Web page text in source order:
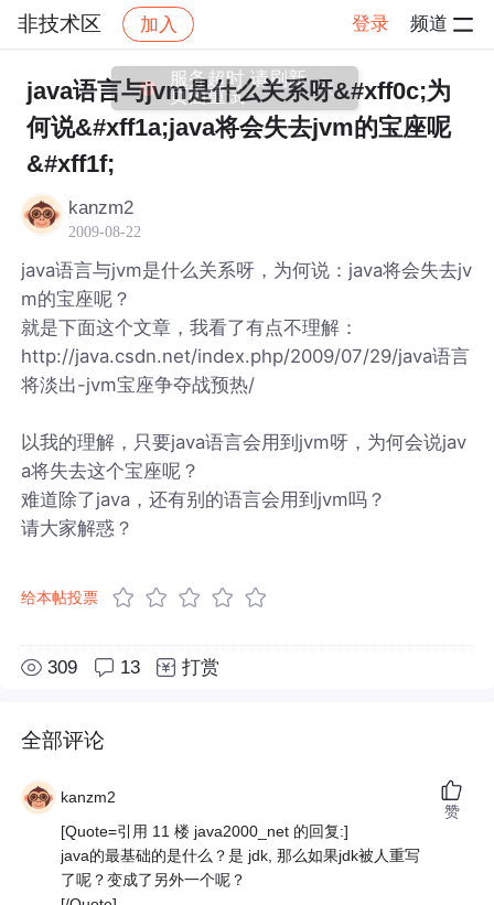
非技术区 加入 登录 频道
社区 非技术区 帖子详情
java语言与jvm是什么关系呀&#xff0c;为
何说&#xff1a;java将会失去jvm的宝座呢
&#xff1f;
kanzm2
2009-08-22
java语言与jvm是什么关系呀，为何说：java将会失去jv
m的宝座呢？
就是下面这个文章，我看了有点不理解：
http://java.csdn.net/index.php/2009/07/29/java语言
将淡出-jvm宝座争夺战预热/
以我的理解，只要java语言会用到jvm呀，为何会说jav
a将失去这个宝座呢？
难道除了java，还有别的语言会用到jvm吗？
请大家解惑？
给本帖投票
309 13 打赏
全部评论
kanzm2
[Quote=引用 11 楼 java2000_net 的回复:]
java的最基础的是什么？是 jdk, 那么如果jdk被人重写
了呢？变成了另外一个呢？
赞